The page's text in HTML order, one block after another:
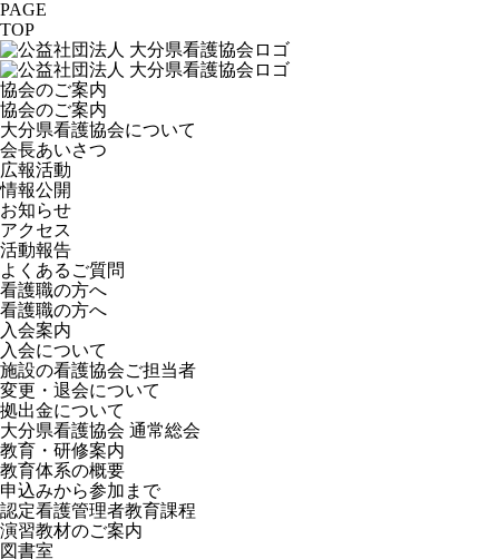
PAGE
TOP
協会のご案内
協会のご案内
大分県看護協会について
会長あいさつ
広報活動
情報公開
お知らせ
アクセス
活動報告
よくあるご質問
看護職の方へ
看護職の方へ
入会案内
入会について
施設の看護協会ご担当者
変更・退会について
拠出金について
大分県看護協会 通常総会
教育・研修案内
教育体系の概要
申込みから参加まで
認定看護管理者教育課程
演習教材のご案内
図書室